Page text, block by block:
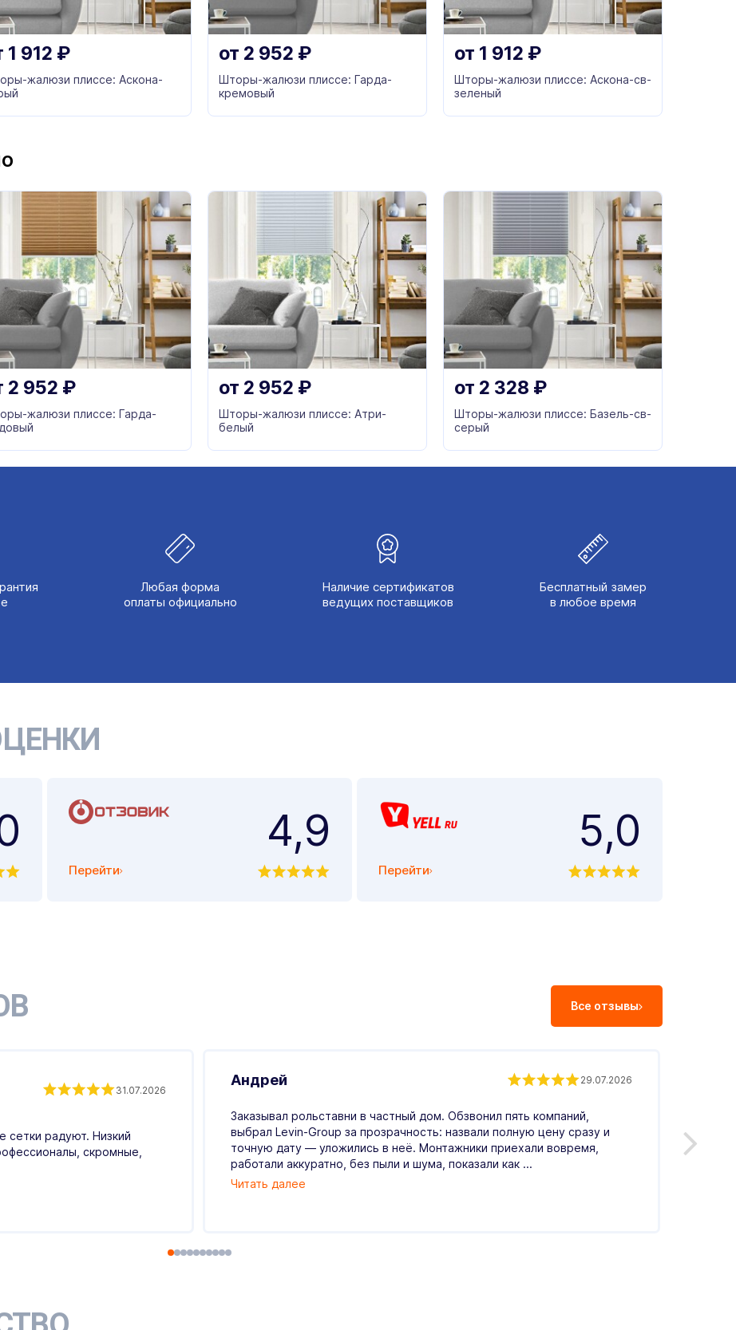
1 912 ₽
жалюзи плиссе: Аскона-
от 2 952 ₽
Шторы-жалюзи плиссе: Гарда-
кремовый
от 1 912 ₽
Шторы-жалюзи плиссе: Аскона-св-
зеленый
2 952 ₽
жалюзи плиссе: Гарда-
от 2 952 ₽
Шторы-жалюзи плиссе: Атри-
белый
от 2 328 ₽
Шторы-жалюзи плиссе: Базель-св-
серый
Любая форма
оплаты официально
Наличие сертификатов
ведущих поставщиков
Бесплатный замер
в любое время
Перейти
4,9
Перейти
5,0
Все отзывы
31.07.2026
сетки радуют. Низкий
скромные,
Андрей 29.07.2026
Заказывал рольставни в частный дом. Обзвонил пять компаний,
выбрал Levin-Group за прозрачность: назвали полную цену сразу и
точную дату — уложились в неё. Монтажники приехали вовремя,
работали аккуратно, без пыли и шума, показали как ...
Читать далее